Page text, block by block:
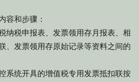
和步骤：
税申报表、发票领用存月报表、相
、发票领用存原始记录等资料之间的
统开具的增值税专用发票抵扣联按